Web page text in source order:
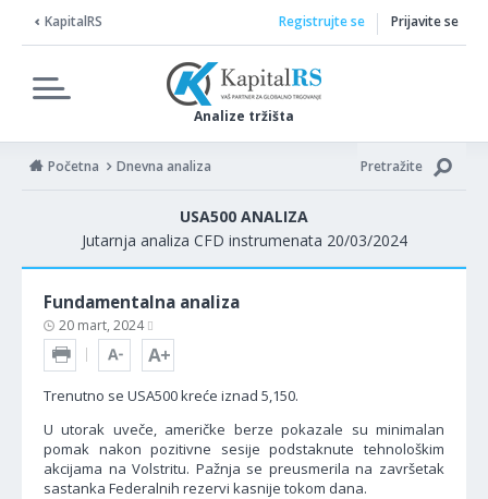
KapitalRS
Analize tržišta
Registrujte se Prijavite se
Početna Dnevna analiza Pretražite
USA500 ANALIZA
Jutarnja analiza CFD instrumenata 20/03/2024
Fundamentalna analiza
20 mart, 2024
Trenutno se USA500 kreće iznad 5,150.
U utorak uveče, američke berze pokazale su minimalan
pomak nakon pozitivne sesije podstaknute tehnološkim
akcijama na Volstritu. Pažnja se preusmerila na završetak
sastanka Federalnih rezervi kasnije tokom dana.